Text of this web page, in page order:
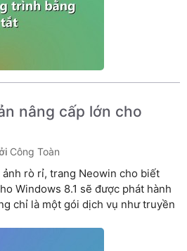
nâng cấp lớn cho
Công Toàn
rò rỉ, trang Neowin cho biết
Windows 8.1 sẽ được phát hành
chỉ là một gói dịch vụ như truyền